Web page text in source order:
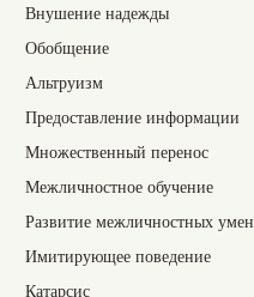
Внушение надежды
Обобщение
Альтруизм
Предоставление информации
Множественный перенос
Межличностное обучение
Развитие межличностных
Имитирующее поведение
Катарсис